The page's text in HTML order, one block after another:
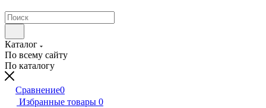
Каталог
По всему сайту
По каталогу
Сравнение0
Избранные товары 0